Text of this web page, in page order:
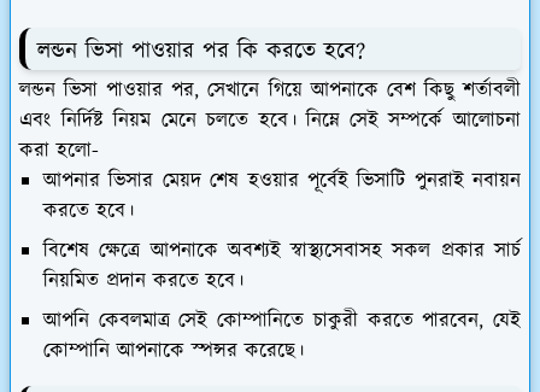
লন্ডন ভিসা পাওয়ার পর কি করতে হবে?
লন্ডন ভিসা পাওয়ার পর, সেখানে গিয়ে আপনাকে বেশ কিছু শর্তাবলী
এবং নির্দিষ্ট নিয়ম মেনে চলতে হবে। নিম্নে সেই সম্পর্কে আলোচনা
করা হলো-
আপনার ভিসার মেয়দ শেষ হওয়ার পূর্বেই ভিসাটি পুনরাই নবায়ন
করতে হবে।
বিশেষ ক্ষেত্রে আপনাকে অবশ্যই স্বাস্থ্যসেবাসহ সকল প্রকার সার্চ
নিয়মিত প্রদান করতে হবে।
আপনি কেবলমাত্র সেই কোম্পানিতে চাকুরী করতে পারবেন, যেই
কোম্পানি আপনাকে স্পন্সর করেছে।